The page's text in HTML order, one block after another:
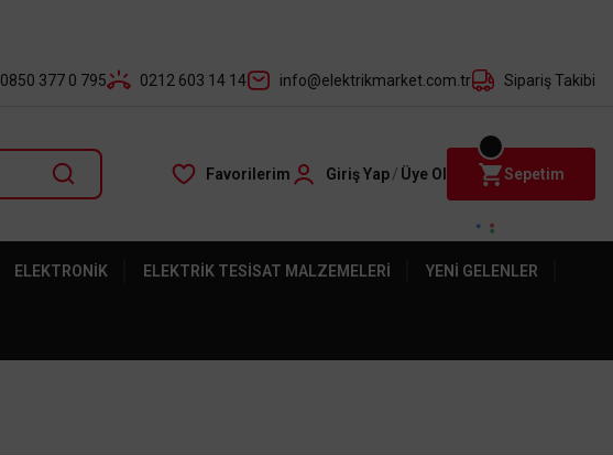
0850 377 0 795 0212 603 14 14 info@elektrikmarket.com.tr Sipariş Takibi
Favorilerim Giriş Yap/ Üye Ol Sepetim
ELEKTRONIK ELEKTRIK TESISAT MALZEMELERI YENI GELENLER